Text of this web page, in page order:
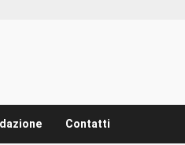
Contatti